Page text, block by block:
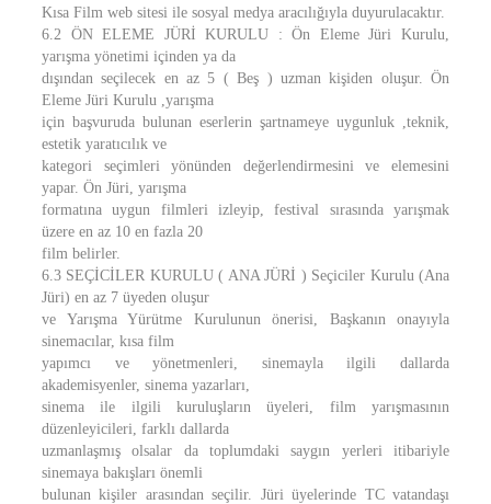
Kısa Film web sitesi ile sosyal medya aracılığıyla duyurulacaktır.
6.2 ÖN ELEME JÜRİ KURULU : Ön Eleme Jüri Kurulu,
yarışma yönetimi içinden ya da
dışından seçilecek en az 5 ( Beş ) uzman kişiden oluşur. Ön
Eleme Jüri Kurulu ,yarışma
için başvuruda bulunan eserlerin şartnameye uygunluk ,teknik,
estetik yaratıcılık ve
kategori seçimleri yönünden değerlendirmesini ve elemesini
yapar. Ön Jüri, yarışma
formatına uygun filmleri izleyip, festival sırasında yarışmak
üzere en az 10 en fazla 20
film belirler.
6.3 SEÇİCİLER KURULU ( ANA JÜRİ ) Seçiciler Kurulu (Ana
Jüri) en az 7 üyeden oluşur
ve Yarışma Yürütme Kurulunun önerisi, Başkanın onayıyla
sinemacılar, kısa film
yapımcı ve yönetmenleri, sinemayla ilgili dallarda
akademisyenler, sinema yazarları,
sinema ile ilgili kuruluşların üyeleri, film yarışmasının
düzenleyicileri, farklı dallarda
uzmanlaşmış olsalar da toplumdaki saygın yerleri itibariyle
sinemaya bakışları önemli
bulunan kişiler arasından seçilir. Jüri üyelerinde TC vatandaşı